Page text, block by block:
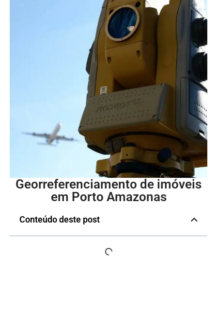
Georreferenciamento de imóveis
em Porto Amazonas
Conteúdo deste post